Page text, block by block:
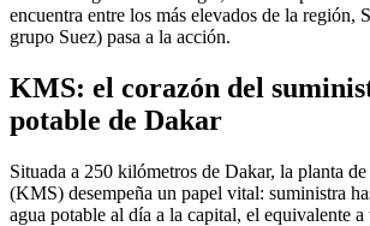
encuentra entre los más elevados de la
grupo Suez) pasa a la acción.
KMS: el corazón del
potable de Dakar
Situada a 250 kilómetros de Dakar, la planta
(KMS) desempeña un papel vital: suministra
agua potable al día a la capital, el equivalente a